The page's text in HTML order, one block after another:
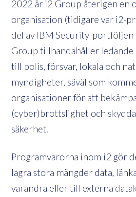
2022 är i2 Group återigen en
organisation (tidigare var i2-
del av IBM Security-portföljen
Group tillhandahåller ledande
till polis, försvar, lokala och
myndigheter, såväl som
organisationer för att
(cyber)brottslighet och
säkerhet.
Programvarorna inom i2 gör
lagra stora mängder data,
varandra eller till externa